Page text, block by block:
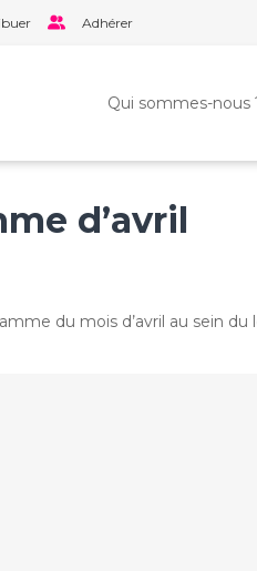
Adhérer
Qui sommes-nous
d’avril
du mois d’avril au sein du